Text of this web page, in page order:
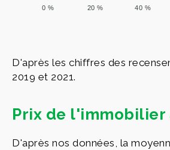
40 %
20 %
0 %
D'après les chiffres des
2019 et 2021.
Prix de l'immobilier
D'après nos données, la